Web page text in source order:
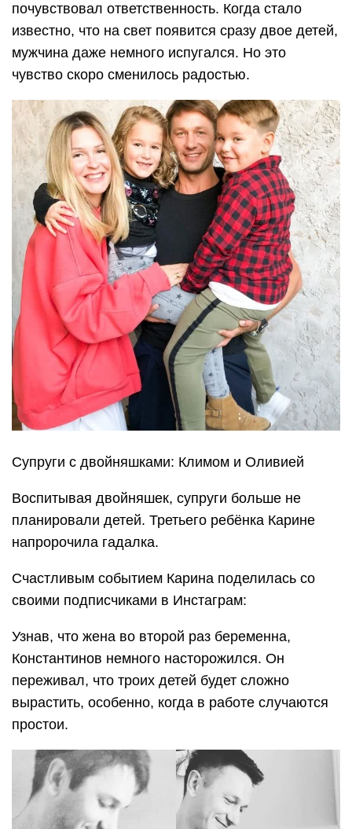
почувствовал ответственность. Когда стало
известно, что на свет появится сразу двое детей,
мужчина даже немного испугался. Но это
чувство скоро сменилось радостью.
Супруги с двойняшками: Климом и Оливией
Воспитывая двойняшек, супруги больше не
планировали детей. Третьего ребёнка Карине
напророчила гадалка.
Счастливым событием Карина поделилась со
своими подписчиками в Инстаграм:
Узнав, что жена во второй раз беременна,
Константинов немного насторожился. Он
переживал, что троих детей будет сложно
вырастить, особенно, когда в работе случаются
простои.